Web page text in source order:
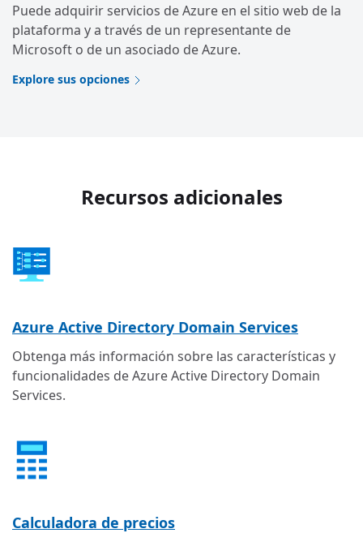
Puede adquirir servicios de Azure en el sitio web de la
plataforma y a través de un representante de
Microsoft o de un asociado de Azure.
Explore sus opciones
Recursos adicionales
Azure Active Directory Domain Services
Obtenga más información sobre las características y
funcionalidades de Azure Active Directory Domain
Services.
Calculadora de precios